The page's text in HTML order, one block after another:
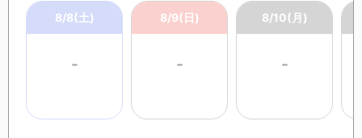
8/8(土)
-
8/9(日)
-
8/10(月)
-